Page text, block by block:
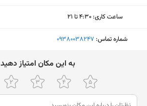
ساعت کاری: ۴:۳۰ تا ۲۱
دوشنبه (امروز)
پنجشنبه
شماره تماس: ‎09380038247
ﺑﻪ اﯾﻦ ﻣﮑﺎن اﻣﺘﯿﺎز دﻫﯿﺪ